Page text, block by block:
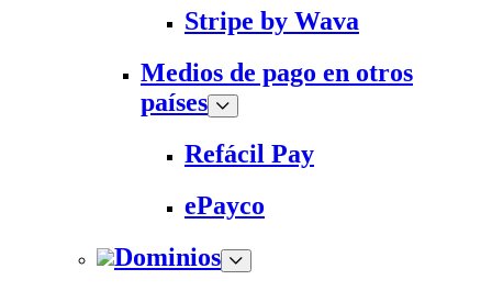
Stripe by Wava
Medios de pago en otros
países
Refácil Pay
ePayco
Dominios